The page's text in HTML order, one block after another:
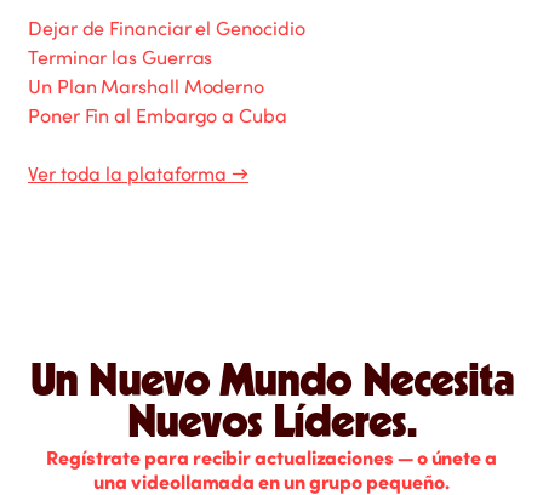
Dejar de Financiar el Genocidio
Terminar las Guerras
Un Plan Marshall Moderno
Poner Fin al Embargo a Cuba
Ver toda la plataforma →
Un Nuevo Mundo Necesita
Nuevos Líderes.
Regístrate para recibir actualizaciones — o únete a
una videollamada en un grupo pequeño.